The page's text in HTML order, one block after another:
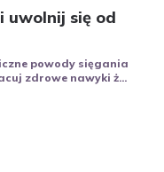
uwolnij się od
powody sięgania
zdrowe nawyki ż...